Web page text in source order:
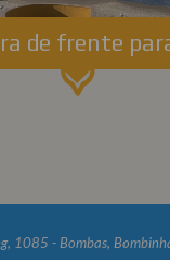
1085 - Bombas,